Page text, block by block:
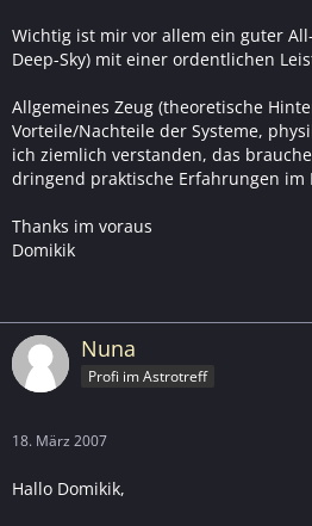
Wichtig ist mir vor allem ein guter
Deep-Sky) mit einer ordentlichen
Allgemeines Zeug (theoretische
Vorteile/Nachteile der Systeme,
ich ziemlich verstanden, das
dringend praktische Erfahrungen im
Thanks im voraus
Domikik
Nuna
Profi im Astrotreff
18. März 2007
Hallo Domikik,